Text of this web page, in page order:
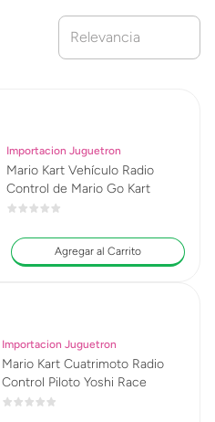
Relevancia
Importacion Juguetron
Mario Kart Vehículo Radio
Control de Mario Go Kart
Agregar al Carrito
Importacion Juguetron
Mario Kart Cuatrimoto Radio
Control Piloto Yoshi Race